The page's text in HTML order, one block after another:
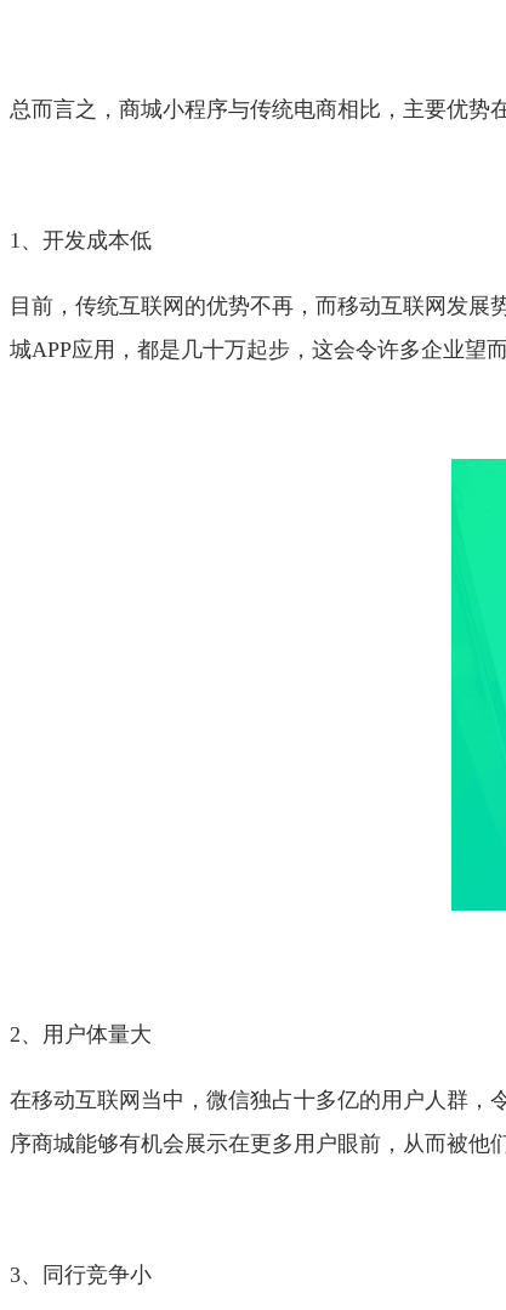
总而言之，商城小程序与传统电商相比，主要优势
1、开发成本低
目前，传统互联网的优势不再，而移动互联网发展
城APP应用，都是几十万起步，这会令许多企业望
2、用户体量大
在移动互联网当中，微信独占十多亿的用户人群，
序商城能够有机会展示在更多用户眼前，从而被他
3、同行竞争小